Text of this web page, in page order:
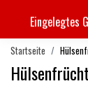
Eingelegtes
Startseite